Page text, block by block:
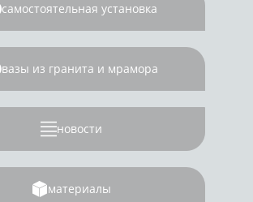
самостоятельная установка
вазы из гранита и мрамора
новости
материалы